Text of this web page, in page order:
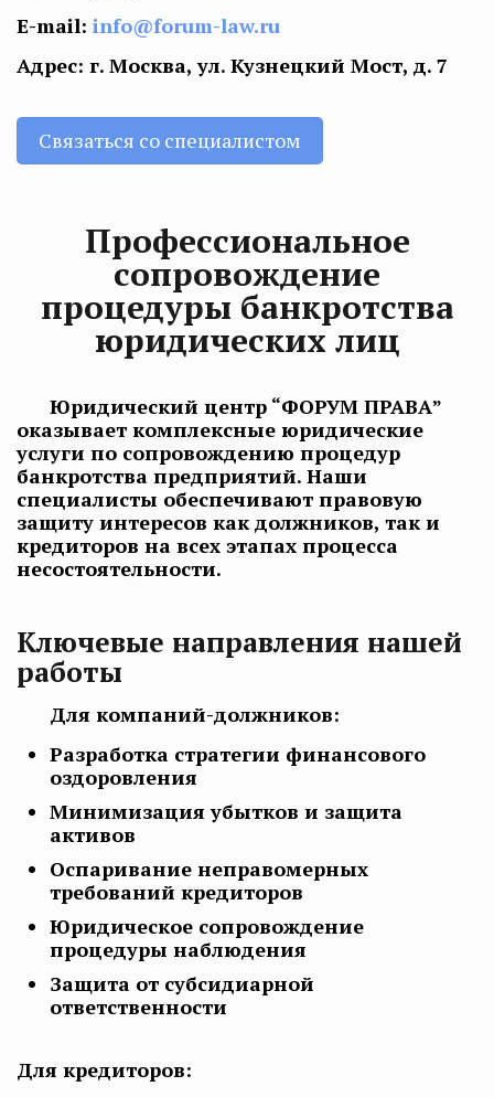
E-mail: info@forum-law.ru
Адрес: г. Москва, ул. Кузнецкий Мост, д. 7
Связаться со специалистом
Профессиональное
сопровождение
процедуры банкротства
юридических лиц
Юридический центр “ФОРУМ ПРАВА”
оказывает комплексные юридические
услуги по сопровождению процедур
банкротства предприятий. Наши
специалисты обеспечивают правовую
защиту интересов как должников, так и
кредиторов на всех этапах процесса
несостоятельности.
Ключевые направления нашей
работы
Для компаний-должников:
Разработка стратегии финансового
оздоровления
Минимизация убытков и защита
активов
Оспаривание неправомерных
требований кредиторов
Юридическое сопровождение
процедуры наблюдения
Защита от субсидиарной
ответственности
Для кредиторов: